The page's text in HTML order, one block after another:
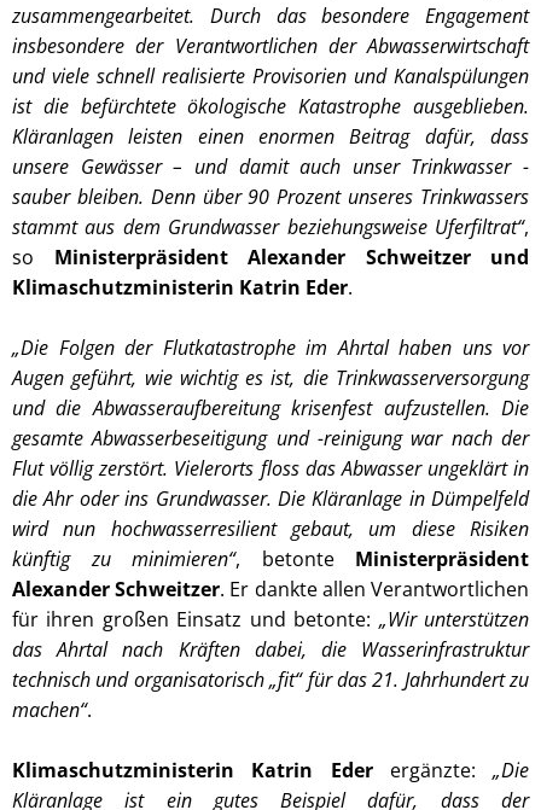
zusammengearbeitet. Durch das besondere Engagement
insbesondere der Verantwortlichen der Abwasserwirtschaft
und viele schnell realisierte Provisorien und Kanalspülungen
ist die befürchtete ökologische Katastrophe ausgeblieben.
Kläranlagen leisten einen enormen Beitrag dafür, dass
unsere Gewässer – und damit auch unser Trinkwasser -
sauber bleiben. Denn über 90 Prozent unseres Trinkwassers
stammt aus dem Grundwasser beziehungsweise Uferfiltrat“,
so Ministerpräsident Alexander Schweitzer und
Klimaschutzministerin Katrin Eder.
„Die Folgen der Flutkatastrophe im Ahrtal haben uns vor
Augen geführt, wie wichtig es ist, die Trinkwasserversorgung
und die Abwasseraufbereitung krisenfest aufzustellen. Die
gesamte Abwasserbeseitigung und -reinigung war nach der
Flut völlig zerstört. Vielerorts floss das Abwasser ungeklärt in
die Ahr oder ins Grundwasser. Die Kläranlage in Dümpelfeld
wird nun hochwasserresilient gebaut, um diese Risiken
künftig zu minimieren“, betonte Ministerpräsident
Alexander Schweitzer. Er dankte allen Verantwortlichen
für ihren großen Einsatz und betonte: „Wir unterstützen
das Ahrtal nach Kräften dabei, die Wasserinfrastruktur
technisch und organisatorisch „fit“ für das 21. Jahrhundert zu
machen“.
Klimaschutzministerin Katrin Ederergänzte: „Die
Kläranlage ist ein gutes Beispiel dafür, dass der